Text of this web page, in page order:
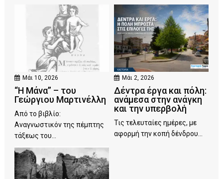
Μάι 10, 2026
“Η Μάνα” – του
Γεώργιου Μαρτινέλλη
Από το βιβλίο:
Αναγνωστικόν της πέμπτης
τάξεως του...
Μάι 2, 2026
Δέντρα έργα και πόλη:
ανάμεσα στην ανάγκη
και την υπερβολή
Τις τελευταίες ημέρες, με
αφορμή την κοπή δένδρου...